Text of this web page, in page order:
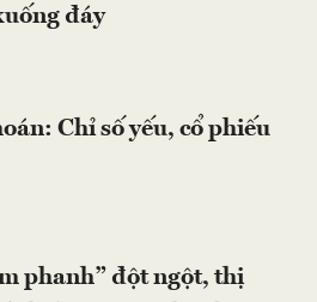
đáy
Chỉ số yếu, cổ phiếu
phanh” đột ngột, thị